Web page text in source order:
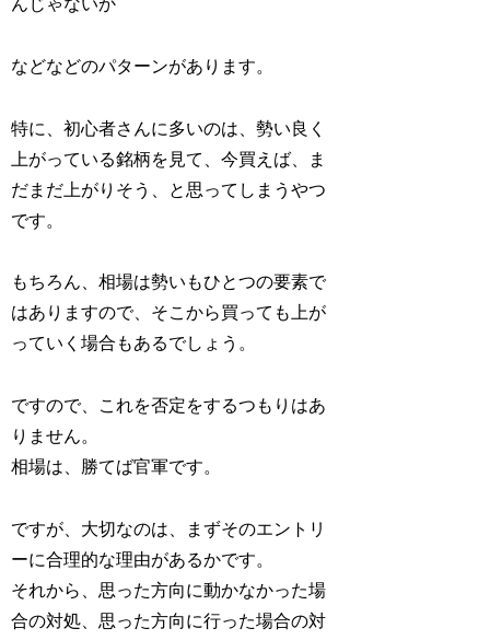
んじゃないか
などなどのパターンがあります。
特に、初心者さんに多いのは、勢い良く
上がっている銘柄を見て、今買えば、ま
だまだ上がりそう、と思ってしまうやつ
です。
もちろん、相場は勢いもひとつの要素で
はありますので、そこから買っても上が
っていく場合もあるでしょう。
ですので、これを否定をするつもりはあ
りません。
相場は、勝てば官軍です。
ですが、大切なのは、まずそのエントリ
ーに合理的な理由があるかです。
それから、思った方向に動かなかった場
合の対処、思った方向に行った場合の対